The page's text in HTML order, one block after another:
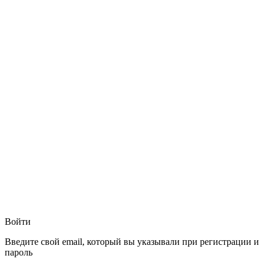
Войти
Введите свой email, который вы указывали при регистрации и
пароль